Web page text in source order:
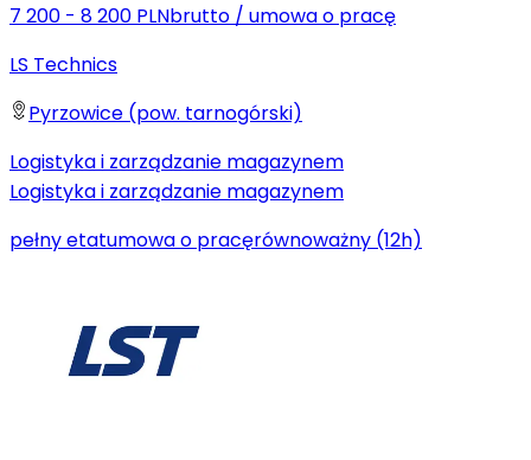
7 200 - 8 200 PLNbrutto / umowa o pracę
LS Technics
Pyrzowice (pow. tarnogórski)
Logistyka i zarządzanie magazynem
Logistyka i zarządzanie magazynem
pełny etatumowa o pracęrównoważny (12h)